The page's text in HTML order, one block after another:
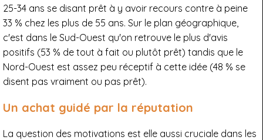
25-34 ans se disant prêt à y avoir recours contre à peine
33 % chez les plus de 55 ans. Sur le plan géographique,
c'est dans le Sud-Ouest qu'on retrouve le plus d'avis
positifs (53 % de tout à fait ou plutôt prêt) tandis que le
Nord-Ouest est assez peu réceptif à cette idée (48 % se
disent pas vraiment ou pas prêt).
Un achat guidé par la réputation
La question des motivations est elle aussi cruciale dans les